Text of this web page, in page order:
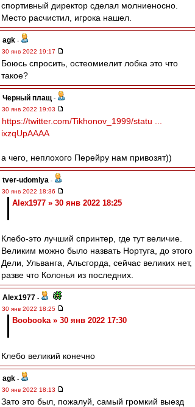
спортивный директор сделал молниеносно.
Место расчистил, игрока нашел.
agk -
30 янв 2022 19:17
Боюсь спросить, остеомиелит лобка это что
такое?
Черный плащ -
30 янв 2022 19:03
https://twitter.com/Tikhonov_1999/statu ...
ixzqUpAAAA
а чего, неплохого Перейру нам привозят))
tver-udomlya -
30 янв 2022 18:36
Alex1977 » 30 янв 2022 18:25
Клебо-это лучший спринтер, где тут величие.
Великим можно было назвать Нортуга, до этого
Дели, Ульванга, Альсгорда, сейчас великих нет,
разве что Колонья из последних.
Alex1977 -
30 янв 2022 18:25
Boobooka » 30 янв 2022 17:30
Клебо великий конечно
agk -
30 янв 2022 18:13
Зато это был, пожалуй, самый громкий выезд